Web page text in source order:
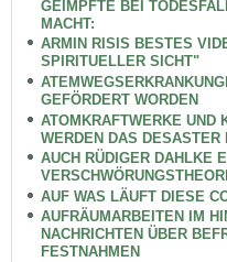
GEIMPFTE BEI
MACHT:
ARMIN RISIS BESTES
SPIRITUELLER SICHT"
GEFÖRDERT WORDEN
ATOMKRAFTWERKE UND
WERDEN DAS
AUCH RÜDIGER DAHLKE
AUF WAS LÄUFT DIESE
AUFRÄUMARBEITEN IM
NACHRICHTEN ÜBER
FESTNAHMEN